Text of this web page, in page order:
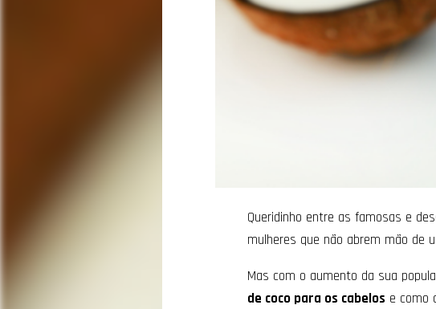
Queridinho entre as famosas e
mulheres que não abrem mão de
Mas com o aumento da sua
de coco para os cabelos e como